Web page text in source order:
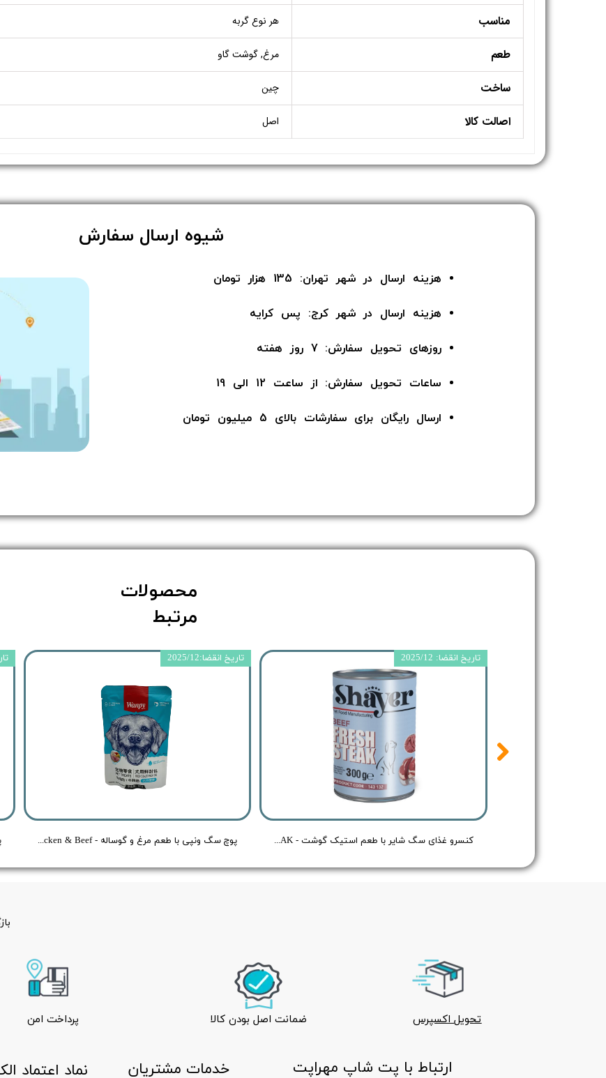
مناسب هر نوع گربه
طعم مرغ, گوشت گاو
ساخت چین
اصالت کالا اصل
هزینه ارسال در شهر تهران: 135 هزار تومان
هزینه ارسال در شهر کرج: پس کرایه
روزهای تحویل سفارش: 7 روز هفته
ساعات تحویل سفارش: از ساعت 12 الی 19
ارسال رایگان برای سفارشات بالای 5 میلیون تومان​​​​​​​
​شیوه ارسال سفارش
پوچ سگ ونپی با طعم مرغ و گوساله - Wanpy Dog Treat Chicken & Beef - وزن 80 گرم
تاریخ انقضا:2025/12
کنسرو غذای سگ شایر با طعم استیک گوشت - Shayer BEEF FRESH STEAK - وزن 300 گرم
تاریخ انقضا: 2025/12
محصولات
مرتبط
تحویل اکسپرس ضمانت اصل بودن کالا پرداخت امن
​خدمات مشتریان ​نماد اعتماد ارتباط با پت شاپ مهراپت